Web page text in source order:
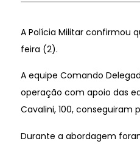
A Polícia Militar confirmou
feira (2).
A equipe Comando
operação com apoio das
Cavalini, 100,
Durante a abordagem